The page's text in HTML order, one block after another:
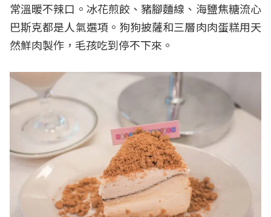
常溫暖不辣口。冰花煎餃、豬腳麵線、海鹽焦糖流心
巴斯克都是人氣選項。狗狗披薩和三層肉肉蛋糕用天
然鮮肉製作，毛孩吃到停不下來。